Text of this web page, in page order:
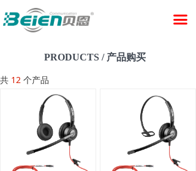
끀
首页
新闻资讯
关于贝恩
技术支持
PRODUCTS / 产品购买
共 12 个产品